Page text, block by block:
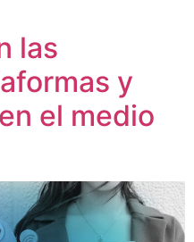
las
y
el medio